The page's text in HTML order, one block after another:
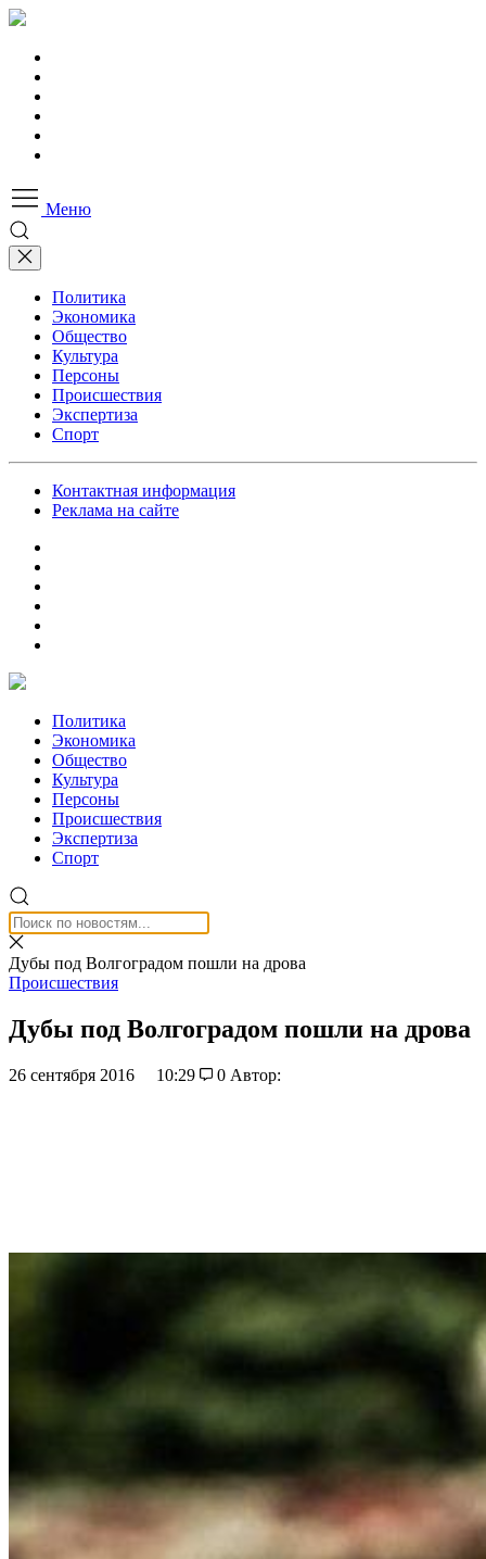
Меню
Политика
Экономика
Общество
Культура
Персоны
Происшествия
Экспертиза
Спорт
Контактная информация
Реклама на сайте
Политика
Экономика
Общество
Культура
Персоны
Происшествия
Экспертиза
Спорт
Дубы под Волгоградом пошли на дрова
Происшествия
Дубы под Волгоградом пошли на дрова
26 сентября 2016 10:29 0 Автор: